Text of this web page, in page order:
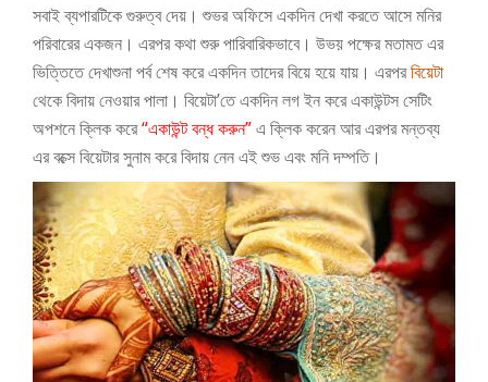
সবাই ব্যপারটিকে গুরুত্ব দেয়। শুভর অফিসে একদিন দেখা করতে আসে মনির
পরিবারের একজন। এরপর কথা শুরু পারিবারিকভাবে। উভয় পক্ষের মতামত এর
ভিত্তিতে দেখাশুনা পর্ব শেষ করে একদিন তাদের বিয়ে হয়ে যায়। এরপরবিয়েটা
থেকে বিদায় নেওয়ার পালা। বিয়েটা’তে একদিন লগ ইন করে একাউন্টস সেটিং
অপশনে ক্লিক করে“একাউন্ট বন্ধ করুন”এ ক্লিক করেন আর এরপর মন্তব্য
এর বক্সে বিয়েটার সুনাম করে বিদায় নেন এই শুভ এবং মনি দম্পতি।